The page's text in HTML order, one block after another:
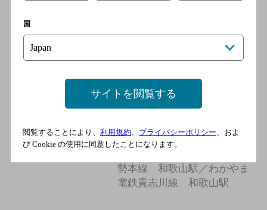
黒八戒
[居酒屋]
ＪＲきのくに線 和歌山駅／
ＪＲ阪和線 和歌山駅／ＪＲ
勢本線 和歌山駅／わかやま
電鉄貴志川線 和歌山駅
国
サイトを閲覧する
閲覧することにより、 利用規約 プライバシーポリシー 、およ
び Cookie の使用に同意したことになります。